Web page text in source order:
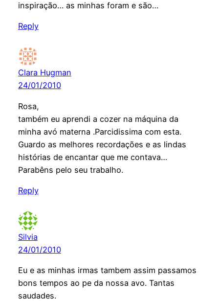
inspiração… as minhas foram e são…
Reply
Clara Hugman
24/01/2010
Rosa,
também eu aprendi a cozer na máquina da
minha avó materna .Parcidissima com esta.
Guardo as melhores recordações e as lindas
histórias de encantar que me contava…
Parabêns pelo seu trabalho.
Reply
Silvia
24/01/2010
Eu e as minhas irmas tambem assim passamos
bons tempos ao pe da nossa avo. Tantas
saudades.